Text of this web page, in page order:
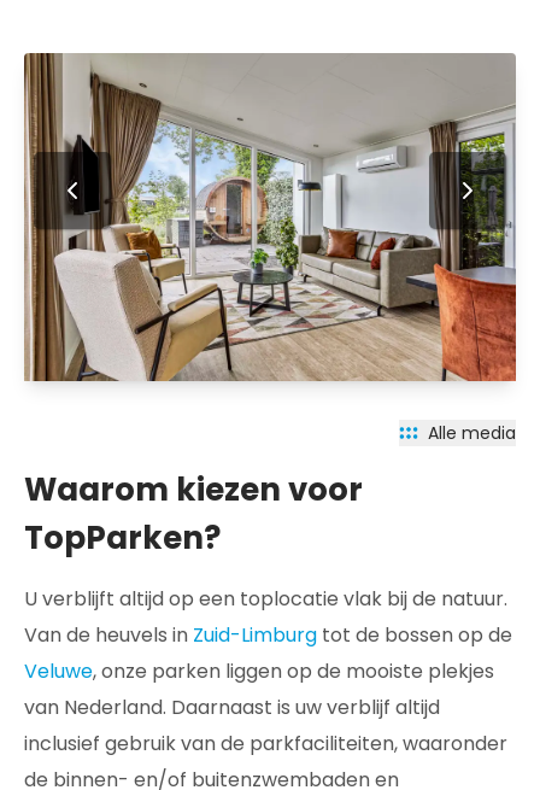
Alle media
Waarom kiezen voor
TopParken?
U verblijft altijd op een toplocatie vlak bij de natuur.
Van de heuvels in Zuid-Limburg tot de bossen op de
Veluwe, onze parken liggen op de mooiste plekjes
van Nederland. Daarnaast is uw verblijf altijd
inclusief gebruik van de parkfaciliteiten, waaronder
de binnen- en/of buitenzwembaden en